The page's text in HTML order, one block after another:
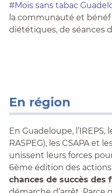
#Mois sans tabac
la communauté et
diététiques, de séances
En région
En Guadeloupe,
RASPEG), les CSAPA et
unissent leurs forces
6ème édition des
chances de succès des